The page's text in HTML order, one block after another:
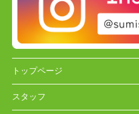
トップページ
スタッフ